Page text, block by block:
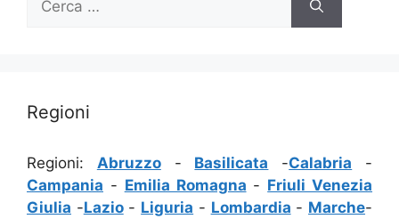
per:
Regioni
Regioni: Abruzzo- Basilicata -Calabria -
Campania - Emilia Romagna - Friuli Venezia
Giulia -Lazio- Liguria - Lombardia - Marche-